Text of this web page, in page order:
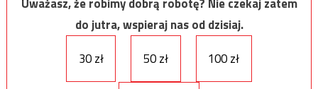
do jutra, wspieraj nas od dzisiaj.
30 zł
50 zł 100 zł